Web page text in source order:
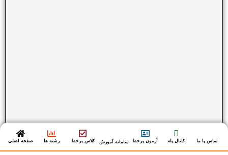
صفحه اصلی رشته ها کلاس برخط سامانه آموزش آزمون برخط کانال بله تماس با ما